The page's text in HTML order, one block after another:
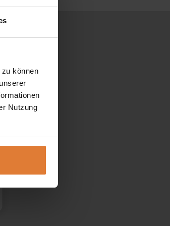
können
Nutzung